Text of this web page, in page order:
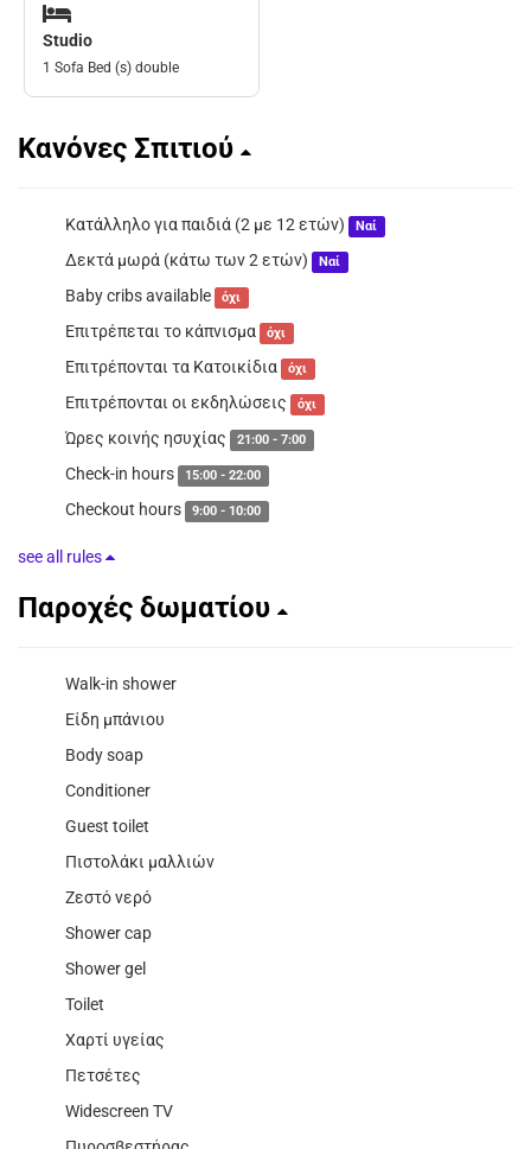
Studio
1 Sofa Bed (s) double
Κανόνες Σπιτιού
Κατάλληλο για παιδιά (2 με 12 ετών) Ναί
Δεκτά μωρά (κάτω των 2 ετών) Ναί
Baby cribs available όχι
Επιτρέπεται το κάπνισμα όχι
Επιτρέπονται τα Κατοικίδια όχι
Επιτρέπονται οι εκδηλώσεις όχι
Ώρες κοινής ησυχίας 21:00 - 7:00
Check-in hours 15:00 - 22:00
Checkout hours 9:00 - 10:00
see all rules
Παροχές δωματίου
Walk-in shower
Είδη μπάνιου
Body soap
Conditioner
Guest toilet
Πιστολάκι μαλλιών
Ζεστό νερό
Shower cap
Shower gel
Toilet
Χαρτί υγείας
Πετσέτες
Widescreen TV